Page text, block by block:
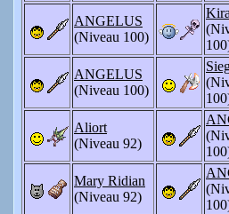
ANGELUS
(Niveau 100)
Kira
ANGELUS
(Niveau 100)
Aliort
(Niveau 92)
Mary Ridian
(Niveau 92)